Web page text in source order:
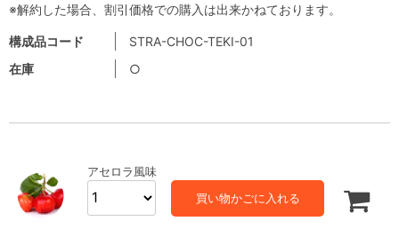
構成品コード
STRA-CHOC-TEKI-01
在庫
○
アセロラ風味
買い物かごに入れる
※解約した場合、割引価格での購入は出来かねております。